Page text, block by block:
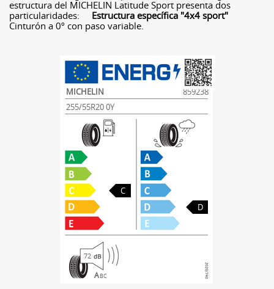
estructura del MICHELIN Latitude Sport presenta dos
particularidades: Estructura específica "4x4 sport"
Cinturón a 0º con paso variable.
MICHELIN
859238
255/55R20 0Y
C
D
72
ABC